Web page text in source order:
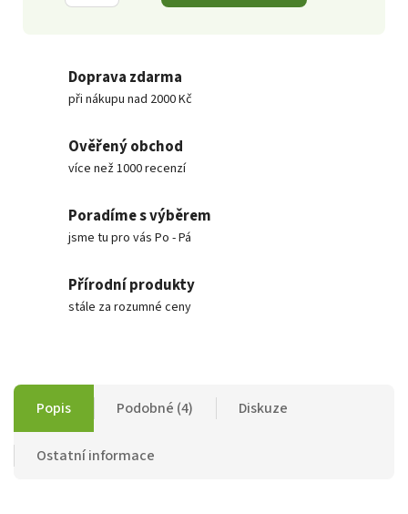
Doprava zdarma
při nákupu nad 2000 Kč
Ověřený obchod
více než 1000 recenzí
Poradíme s výběrem
jsme tu pro vás Po - Pá
Přírodní produkty
stále za rozumné ceny
Popis Podobné (4) Diskuze
Ostatní informace